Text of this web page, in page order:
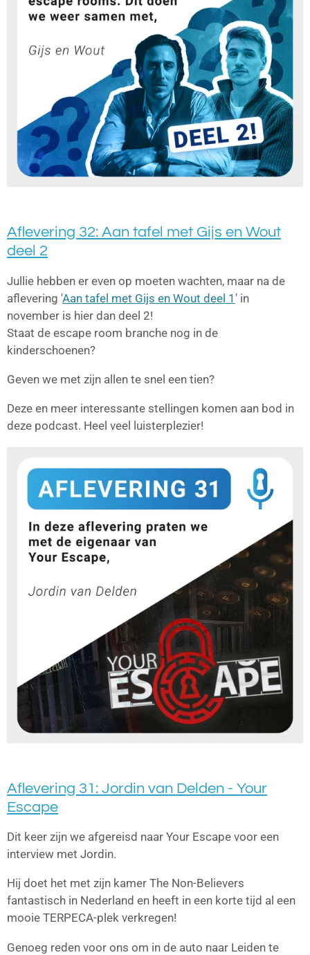
Aflevering 32: Aan tafel met Gijs en Wout
deel 2
Jullie hebben er even op moeten wachten, maar na de
aflevering 'Aan tafel met Gijs en Wout deel 1 ' in
november is hier dan deel 2!
Staat de escape room branche nog in de
kinderschoenen?
Geven we met zijn allen te snel een tien?
Deze en meer interessante stellingen komen aan bod in
deze podcast. Heel veel luisterplezier!
Aflevering 31: Jordin van Delden - Your
Escape
Dit keer zijn we afgereisd naar Your Escape voor een
interview met Jordin.
Hij doet het met zijn kamer The Non-Believers
fantastisch in Nederland en heeft in een korte tijd al een
mooie TERPECA-plek verkregen!
Genoeg reden voor ons om in de auto naar Leiden te